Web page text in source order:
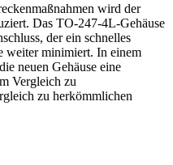
wird der
Das TO-247-4L-Gehäuse
der ein schnelles
weiter minimiert. In einem
neuen Gehäuse eine
Vergleich zu
zu herkömmlichen